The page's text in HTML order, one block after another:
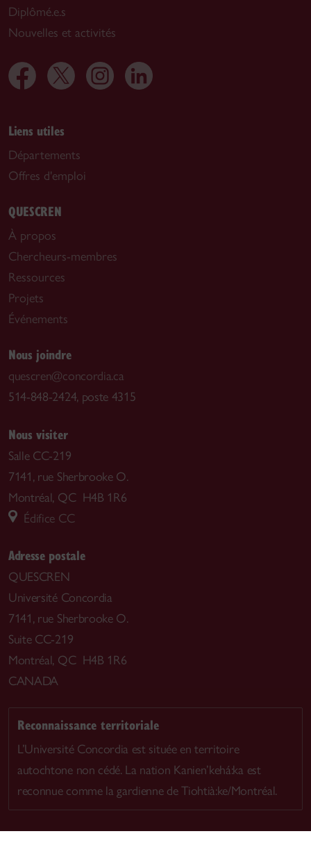
Diplômé.e.s
Nouvelles et activités
Liens utiles
Départements
Offres d'emploi
QUESCREN
À propos
Chercheurs-membres
Ressources
Projets
Événements
Nous joindre
quescren@concordia.ca
514-848-2424, poste 4315
Nous visiter
Salle CC-219
7141, rue Sherbrooke O.
Montréal, QC H4B 1R6
Édifice CC
Adresse postale
QUESCREN
Université Concordia
7141, rue Sherbrooke O.
Suite CC-219
Montréal, QC H4B 1R6
CANADA
Reconnaissance territoriale
L’Université Concordia est située en territoire
autochtone non cédé. La nation Kanien’kehá:ka est
reconnue comme la gardienne de Tiohtià:ke/Montréal.